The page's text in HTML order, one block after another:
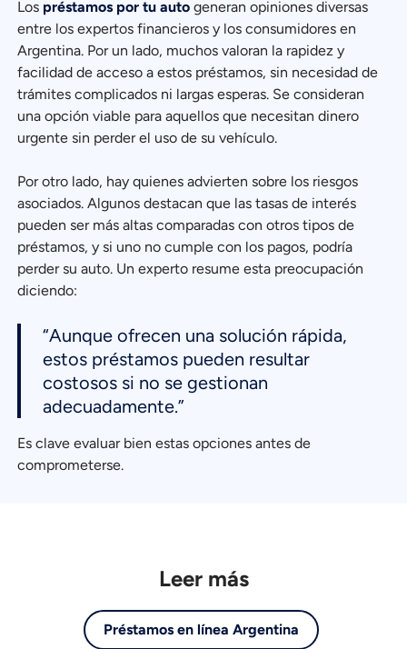
Los préstamos por tu auto generan opiniones diversas
entre los expertos financieros y los consumidores en
Argentina. Por un lado, muchos valoran la rapidez y
facilidad de acceso a estos préstamos, sin necesidad de
trámites complicados ni largas esperas. Se consideran
una opción viable para aquellos que necesitan dinero
urgente sin perder el uso de su vehículo.
Por otro lado, hay quienes advierten sobre los riesgos
asociados. Algunos destacan que las tasas de interés
pueden ser más altas comparadas con otros tipos de
préstamos, y si uno no cumple con los pagos, podría
perder su auto. Un experto resume esta preocupación
diciendo:
“Aunque ofrecen una solución rápida,
estos préstamos pueden resultar
costosos si no se gestionan
adecuadamente.”
Es clave evaluar bien estas opciones antes de
comprometerse.
Leer más
Préstamos en línea Argentina